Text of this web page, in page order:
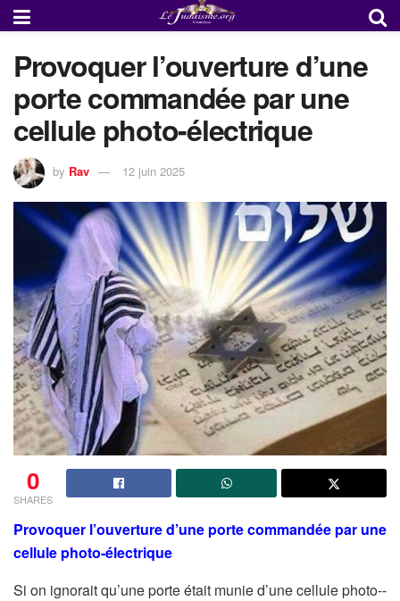
Provoquer l’ouverture d’une
porte commandée par une
cellule photo-électrique
by Rav 12 juin 2025
0
SHARES
Provoquer l’ouverture d’une porte commandée par une
cellule photo-électrique
Si on ignorait qu’une porte était munie d’une cellule photo-­